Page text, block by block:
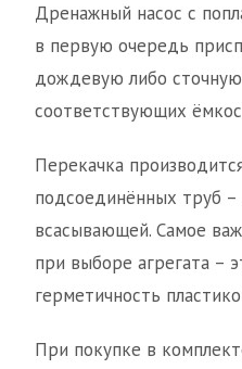
Дренажный насос с
в первую очередь
дождевую либо
соответствующих
Перекачка
подсоединённых труб
всасывающей. Самое
при выборе агрегата –
герметичность
При покупке в